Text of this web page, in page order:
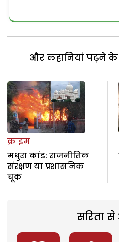
और कहानियां पढ़ने
क्राइम
मथुरा कांड: राजनीतिक
संरक्षण या प्रशासनिक
चूक
सरिता